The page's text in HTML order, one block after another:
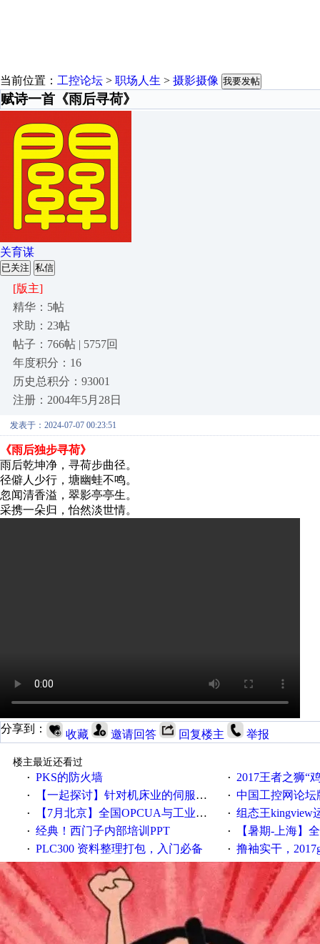
当前位置： 工控论坛 > 职场人生 > 摄影摄像 我要发帖
赋诗一首《雨后寻荷》
关育谋
已关注 私信
[版主]
精华：5帖
求助：23帖
帖子：766帖 | 5757回
年度积分：16
历史总积分：93001
注册：2004年5月28日
发表于：2024-07-07 00:23:51
《雨后独步寻荷》
雨后乾坤净，寻荷步曲径。
径僻人少行，塘幽蛙不鸣。
忽闻清香溢，翠影亭亭生。
采携一朵归，怡然淡世情。
分享到： 收藏 邀请回答 回复楼主 举报
楼主最近还看过
· PKS的防火墙 · 2017王者之狮“鸡”情签到
· 【一起探讨】针对机床业的伺服系统发展，您的期望是什么？ · 中国工控网论坛版
· 【7月北京】全国OPCUA与工业互联技术培训班通知！ · 组态王kingview
· 经典！西门子内部培训PPT · 【暑期-上海】全国工业
· PLC300 资料整理打包，入门必备 · 撸袖实干，2017gongkong®第